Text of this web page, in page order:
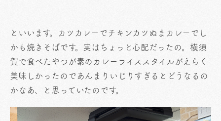
といいます。カツカレーでチキンカツぬまカレーでし
かも焼きそばです。実はちょっと心配だったの。横須
賀で食べたやつが素のカレーライススタイルがえらく
美味しかったのであんまりいじりすぎるとどうなるの
かなあ、と思っていたのです。